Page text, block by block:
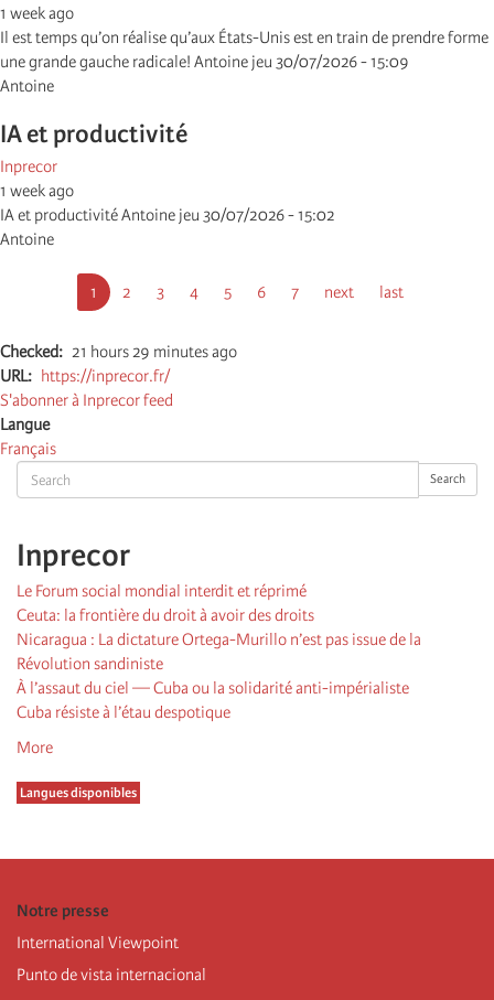
Search Search
Inprecor
Le Forum social mondial interdit et réprimé
Ceuta: la frontière du droit à avoir des droits
Nicaragua : La dictature Ortega-Murillo n’est pas issue de la
Révolution sandiniste
À l’assaut du ciel — Cuba ou la solidarité anti-impérialiste
Cuba résiste à l’étau despotique
More
Langues disponibles
1 week ago
Il est temps qu’on réalise qu’aux États-Unis est en train de prendre forme
une grande gauche radicale! Antoine jeu 30/07/2026 - 15:09
Antoine
IA et productivité
Inprecor
1 week ago
IA et productivité Antoine jeu 30/07/2026 - 15:02
Antoine
Page
courante
1 Page
2 Page
3 Page
4 Page
5 Page
6 Page
7
Page
next
Dernière
last
Checked
21 hours 29 minutes ago
URL
https://inprecor.fr/
S'abonner à Inprecor feed
Langue
Français
Notre presse
International Viewpoint
Punto de vista internacional